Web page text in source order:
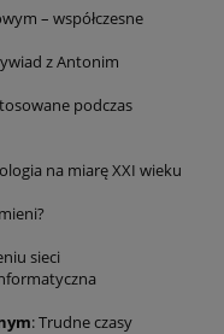
– współczesne
z Antonim
podczas
na miarę XXI wieku
sieci
: Trudne czasy